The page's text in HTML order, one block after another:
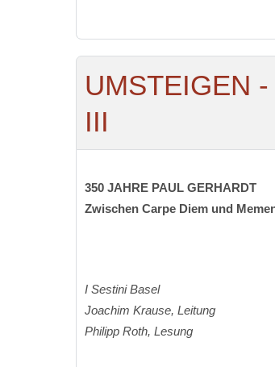
UMSTEIGEN
III
350 JAHRE PAUL GERHARDT
Zwischen Carpe Diem und
I Sestini Basel
Joachim Krause, Leitung
Philipp Roth, Lesung